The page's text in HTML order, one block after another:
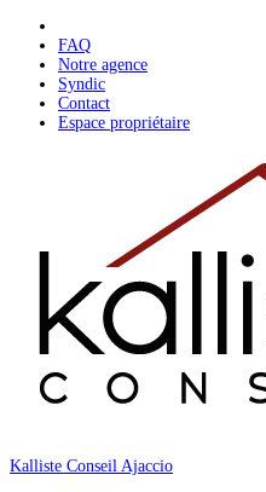
content
FAQ
Notre agence
Syndic
Contact
Espace propriétaire
Kalliste Conseil Ajaccio